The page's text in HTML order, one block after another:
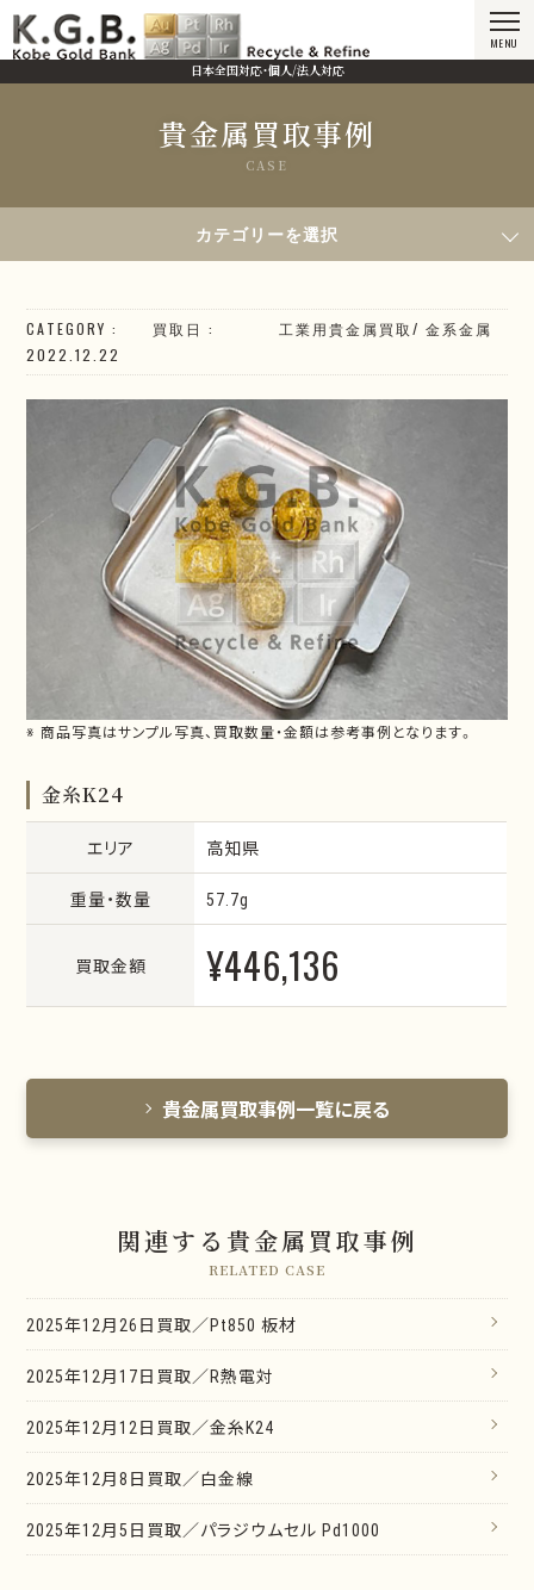
日本全国対応・個人/法人対応
MENU
貴金属買取事例
CASE
2022年12月22日買取／金糸
カテゴリーを選択
CATEGORY 工業用貴金属買取/ 金系金属
買取日
2022.12.22
※ 商品写真はサンプル写真、買取数量・金額は参考事例となります。
金糸K24
エリア 高知県
重量・数量 57.7g
買取金額 ¥446,136
貴金属買取事例一覧に戻る
関連する貴金属買取事例
RELATED CASE
2025年12月26日買取／Pt850 板材
2025年12月17日買取／R熱電対
2025年12月12日買取／金糸K24
2025年12月8日買取／白金線
2025年12月5日買取／パラジウムセル Pd1000